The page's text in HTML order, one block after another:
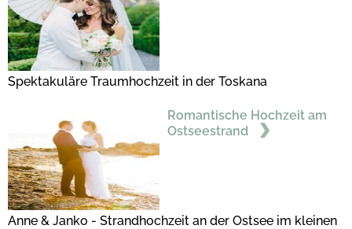
Spektakuläre Traumhochzeit in der Toskana
Romantische Hochzeit am
Ostseestrand
Anne & Janko - Strandhochzeit an der Ostsee im kleinen